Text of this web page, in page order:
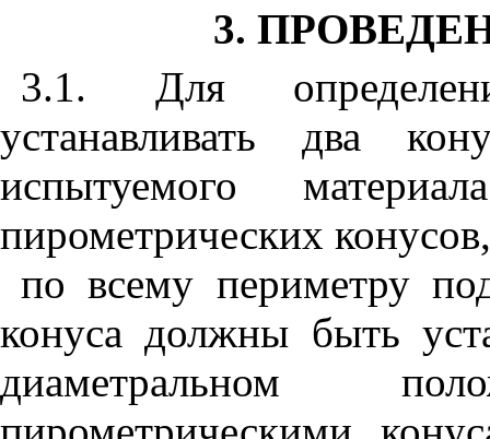
3.
3.1. Для
устанавливать два
испытуемого
пирометрических
по всему периметру
конуса должны быть
диаметральном